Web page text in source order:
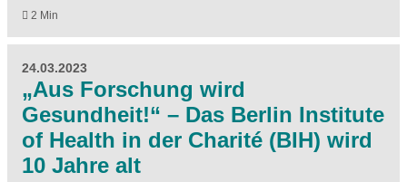
2 Min
24.03.2023
„Aus Forschung wird
Gesundheit!“ – Das Berlin Institute
of Health in der Charité (BIH) wird
10 Jahre alt